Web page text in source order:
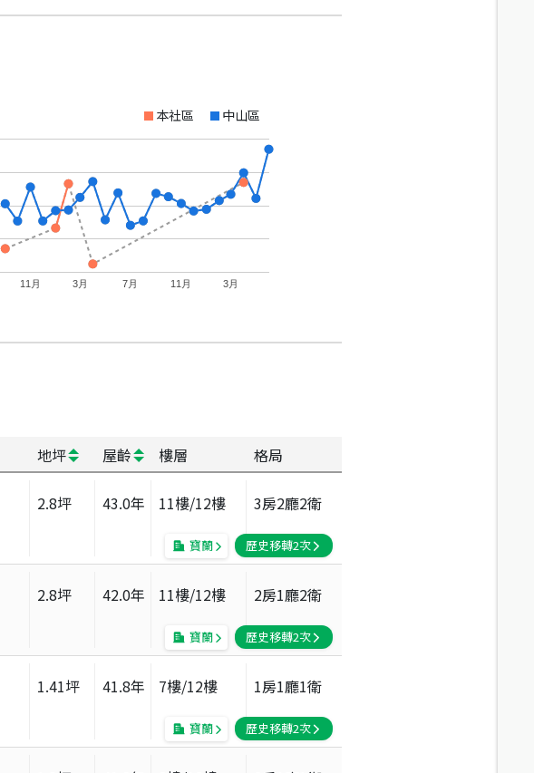
本社區 中山區
11月 3月 7月 11月 3月
地坪 屋齡 樓層 格局
2.8坪 43.0年 11樓/12樓 3房2廳2衛
寶蘭 歷史移轉2次
2.8坪 42.0年 11樓/12樓 2房1廳2衛
寶蘭 歷史移轉2次
1.41坪 41.8年 7樓/12樓 1房1廳1衛
寶蘭 歷史移轉2次